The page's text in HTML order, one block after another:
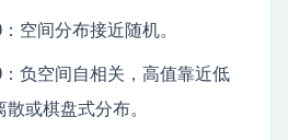
：空间分布接近随机。
：负空间自相关，高值靠近低
或棋盘式分布。